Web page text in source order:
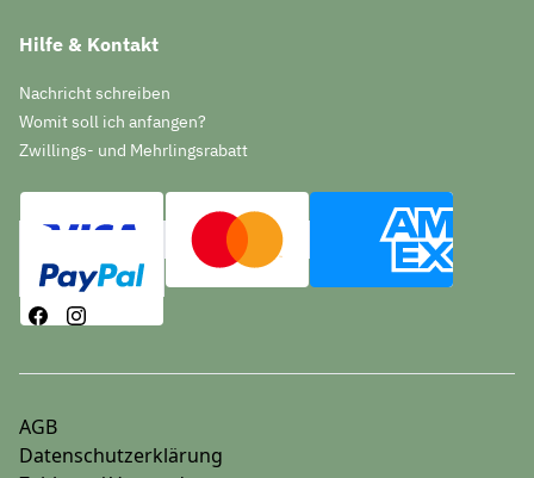
Hilfe & Kontakt
Nachricht schreiben
Womit soll ich anfangen?
Zwillings- und Mehrlingsrabatt
AGB
Datenschutzerklärung